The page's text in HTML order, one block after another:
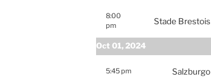
8:00
pm
Stade Brestois
Oct 01, 2024
5:45 pm Salzburgo